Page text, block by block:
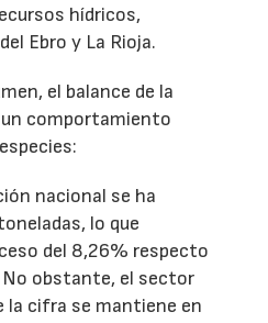
hídricos,
Ebro y La Rioja.
el balance de la
comportamiento
nacional se ha
lo que
del 8,26% respecto
obstante, el sector
la cifra se mantiene en